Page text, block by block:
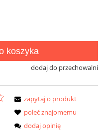
koszyka
dodaj do przechowalni
zapytaj o produkt
poleć znajomemu
dodaj opinię